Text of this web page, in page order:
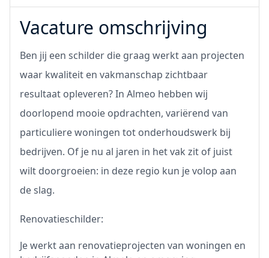
Vacature omschrijving
Ben jij een schilder die graag werkt aan projecten
waar kwaliteit en vakmanschap zichtbaar
resultaat opleveren? In Almeo hebben wij
doorlopend mooie opdrachten, variërend van
particuliere woningen tot onderhoudswerk bij
bedrijven. Of je nu al jaren in het vak zit of juist
wilt doorgroeien: in deze regio kun je volop aan
de slag.
Renovatieschilder:
Je werkt aan renovatieprojecten van woningen en